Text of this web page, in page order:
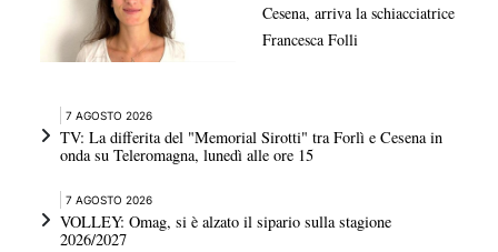
Cesena, arriva la schiacciatrice
Francesca Folli
7 AGOSTO 2026
TV: La differita del "Memorial Sirotti" tra Forlì e Cesena in
onda su Teleromagna, lunedì alle ore 15
7 AGOSTO 2026
VOLLEY: Omag, si è alzato il sipario sulla stagione
2026/2027